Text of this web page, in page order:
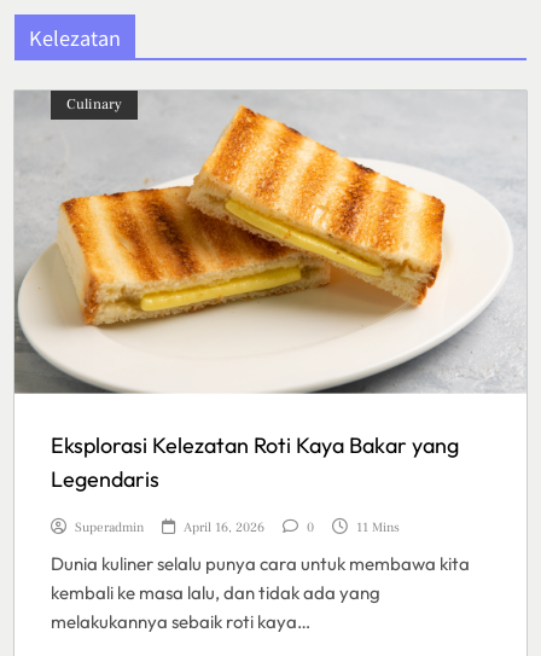
Kelezatan
Culinary
Eksplorasi Kelezatan Roti Kaya Bakar yang
Legendaris
Superadmin April 16, 2026 0 11 Mins
Dunia kuliner selalu punya cara untuk membawa kita
kembali ke masa lalu, dan tidak ada yang
melakukannya sebaik roti kaya…